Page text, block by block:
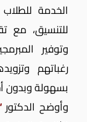
الخدمة
للتنسيق، مع
وتوفير
رغباتهم
بسهولة وبدون
وأوضح الدكتور